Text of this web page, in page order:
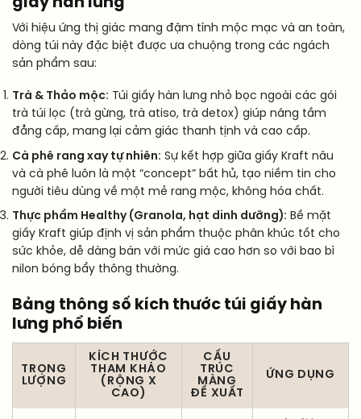
Với hiệu ứng thị giác mang đậm tính mộc mạc và an toàn,
dòng túi này đặc biệt được ưa chuộng trong các ngách
sản phẩm sau:
Trà & Thảo mộc: Túi giấy hàn lưng nhỏ bọc ngoài các gói
trà túi lọc (trà gừng, trà atiso, trà detox) giúp nâng tầm
đẳng cấp, mang lại cảm giác thanh tịnh và cao cấp.
Cà phê rang xay tự nhiên: Sự kết hợp giữa giấy Kraft nâu
và cà phê luôn là một “concept” bất hủ, tạo niềm tin cho
người tiêu dùng về một mẻ rang mộc, không hóa chất.
Thực phẩm Healthy (Granola, hạt dinh dưỡng): Bề mặt
giấy Kraft giúp định vị sản phẩm thuộc phân khúc tốt cho
sức khỏe, dễ dàng bán với mức giá cao hơn so với bao bì
nilon bóng bẩy thông thường.
Bảng thông số kích thước túi giấy hàn
lưng phổ biến
TRỌNG
LƯỢNG
KÍCH THƯỚC
THAM KHẢO
(RỘNG X
CAO)
CẤU
TRÚC
MÀNG
ĐỀ XUẤT
ỨNG DỤNG